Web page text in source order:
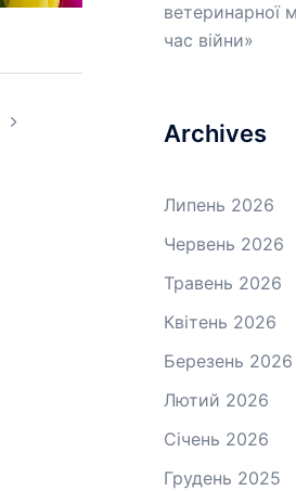
ветеринарної
час війни»
Archives
Липень 2026
Червень 2026
Травень 2026
Квітень 2026
Березень 2026
Лютий 2026
Січень 2026
Грудень 2025